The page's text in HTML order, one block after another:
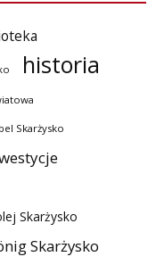
historia
Skarżysko
Skarżysko
Skarżysko